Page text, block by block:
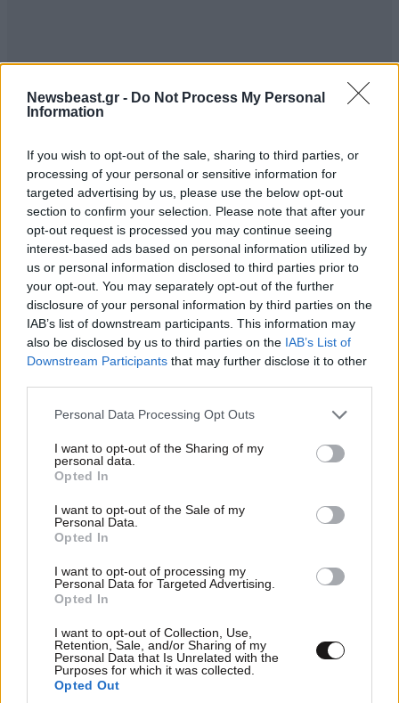
Newsbeast.gr - Do Not Process My Personal
Information
If you wish to opt-out of the sale, sharing to third parties, or
processing of your personal or sensitive information for
targeted advertising by us, please use the below opt-out
section to confirm your selection. Please note that after your
opt-out request is processed you may continue seeing
interest-based ads based on personal information utilized by
us or personal information disclosed to third parties prior to
your opt-out. You may separately opt-out of the further
disclosure of your personal information by third parties on the
IAB’s list of downstream participants. This information may
also be disclosed by us to third parties on the IAB’s List of
Downstream Participants that may further disclose it to other
Please note that this website/app uses one or more Google
not limited to your visit or usage behaviour. You may click to
grant or deny consent to Google and its third-party tags to
use your data for below specified purposes in below Google
consent section.
Personal Data Processing Opt Outs
I want to opt-out of the Sharing of my
personal data.
Opted In
I want to opt-out of the Sale of my
Personal Data.
Opted In
I want to opt-out of processing my
Personal Data for Targeted Advertising.
Opted In
I want to opt-out of Collection, Use,
Retention, Sale, and/or Sharing of my
Personal Data that Is Unrelated with the
Purposes for which it was collected.
Opted Out